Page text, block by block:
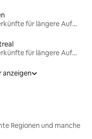
Unterkünfte für längere Aufenthalte
Unterkünfte für längere Aufenthalte
anzeigen
Regionen und manche